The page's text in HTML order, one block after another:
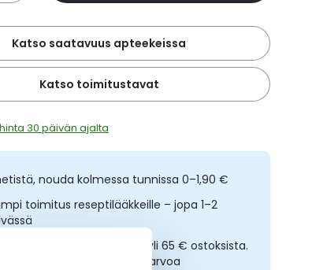
Katso saatavuus apteekeissa
Katso toimitustavat
30 päivän ajalta
nouda kolmessa tunnissa 0–1,90 €
toimitus reseptilääkkeille – jopa 1–2
toimitus noutopisteisiin yli 65 € ostoksista.
eivät kerrytä ostoskorin arvoa